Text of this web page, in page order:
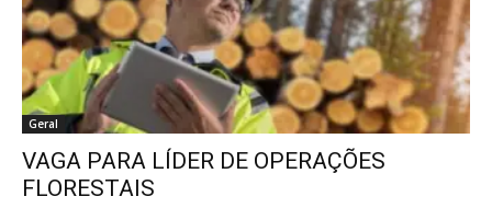
Geral
VAGA PARA LÍDER DE OPERAÇÕES
FLORESTAIS